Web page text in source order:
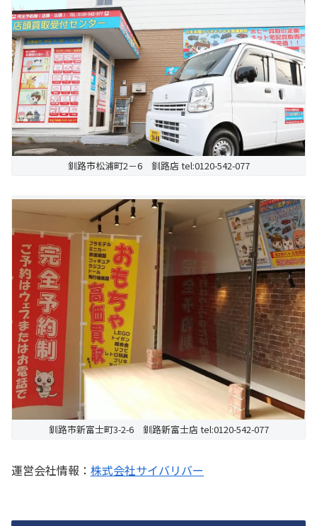
釧路市松浦町2－6 釧路店 tel:0120-542-077
釧路市新富士町3-2-6 釧路新富士店 tel:0120-542-077
運営会社情報： 株式会社サイバリバー